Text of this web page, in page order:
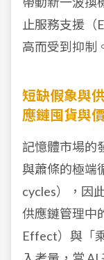
止服務支援（
高而受到抑制
短缺假象與
應鏈囤貨與
記憶體市場的
與蕭條的極端
cycles），因
供應鏈管理中
Effect）與「